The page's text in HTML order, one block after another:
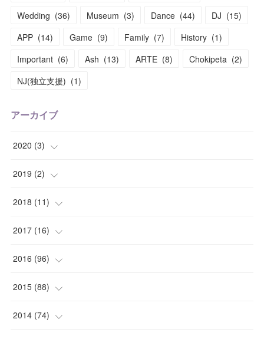
Wedding (36) Museum (3) Dance (44) DJ (15)
APP (14) Game (9) Family (7) History (1)
Important (6) Ash (13) ARTE (8) Chokipeta (2)
NJ(独立支援) (1)
アーカイブ
2020 (3)
(1
( 1)
(1)
2019 (2)
( 1)
(1)
2018 (11)
(2)
(1)
(1)
(1)
2017 (16)
(1)
(2)
(1)
2016 (96)
(2)
(5)
2015 (88)
(4)
2014 (74)